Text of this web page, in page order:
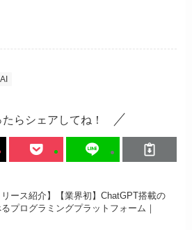
たらシェアしてね！
リース紹介】【業界初】ChatGPT搭載の
プログラミングプラットフォーム｜